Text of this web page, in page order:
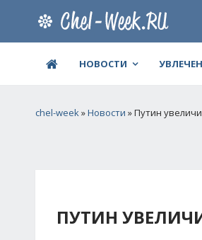
НОВОСТИ
chel-week»Новости » Путин
ПУТИН